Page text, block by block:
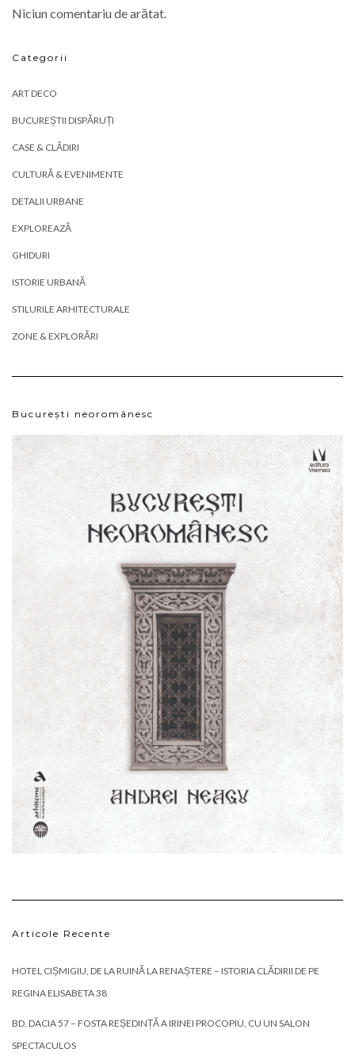
Niciun comentariu de arătat.
Categorii
ART DECO
BUCUREȘTII DISPĂRUȚI
CASE & CLĂDIRI
CULTURĂ & EVENIMENTE
DETALII URBANE
EXPLOREAZĂ
GHIDURI
ISTORIE URBANĂ
STILURILE ARHITECTURALE
ZONE & EXPLORĂRI
București neoromânesc
Articole Recente
HOTEL CIȘMIGIU, DE LA RUINĂ LA RENAȘTERE – ISTORIA CLĂDIRII DE PE
REGINA ELISABETA 38
BD. DACIA 57 – FOSTA REȘEDINȚĂ A IRINEI PROCOPIU, CU UN SALON
SPECTACULOS